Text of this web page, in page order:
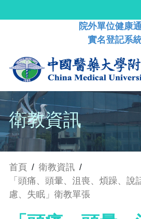
院外單位健康
實名登記系
衛教資訊
首頁 / 衛教資訊 /
「頭痛、頭暈、沮喪、煩躁、說
慮、失眠」衛教單張